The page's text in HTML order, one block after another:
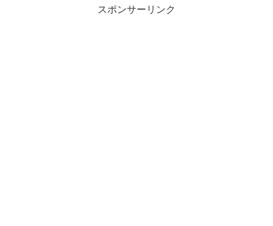
スポンサーリンク